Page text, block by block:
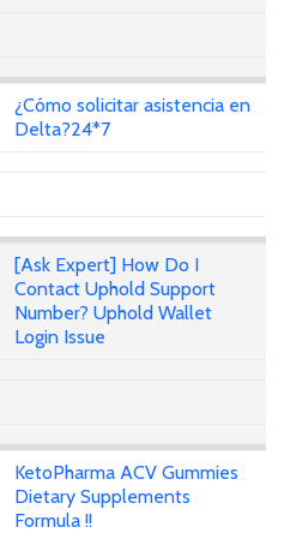
¿Cómo solicitar asistencia en
Delta?24*7
[Ask Expert] How Do I
Contact Uphold Support
Number? Uphold Wallet
Login Issue
KetoPharma ACV Gummies
Dietary Supplements
Formula !!